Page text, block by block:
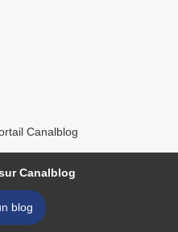
Canalblog
Canalblog
blog